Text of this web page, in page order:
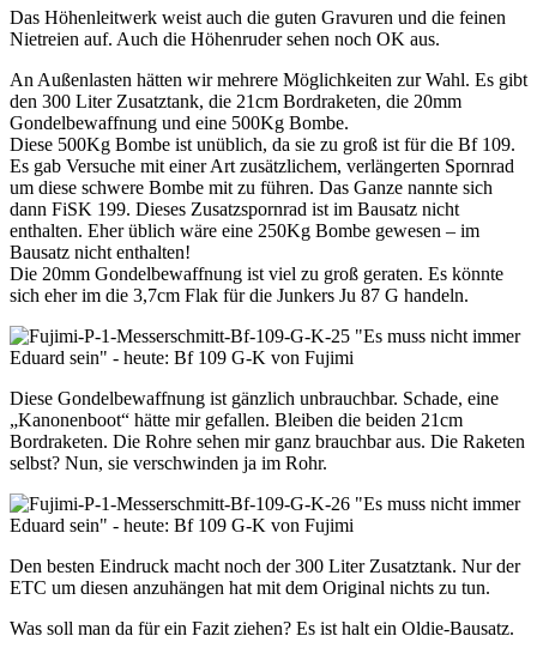
Das Höhenleitwerk weist auch die guten Gravuren und die feinen
Nietreien auf. Auch die Höhenruder sehen noch OK aus.
An Außenlasten hätten wir mehrere Möglichkeiten zur Wahl. Es gibt
den 300 Liter Zusatztank, die 21cm Bordraketen, die 20mm
Gondelbewaffnung und eine 500Kg Bombe.
Diese 500Kg Bombe ist unüblich, da sie zu groß ist für die Bf 109.
Es gab Versuche mit einer Art zusätzlichem, verlängerten Spornrad
um diese schwere Bombe mit zu führen. Das Ganze nannte sich
dann FiSK 199. Dieses Zusatzspornrad ist im Bausatz nicht
enthalten. Eher üblich wäre eine 250Kg Bombe gewesen – im
Bausatz nicht enthalten!
Die 20mm Gondelbewaffnung ist viel zu groß geraten. Es könnte
sich eher im die 3,7cm Flak für die Junkers Ju 87 G handeln.
Diese Gondelbewaffnung ist gänzlich unbrauchbar. Schade, eine
„Kanonenboot“ hätte mir gefallen. Bleiben die beiden 21cm
Bordraketen. Die Rohre sehen mir ganz brauchbar aus. Die Raketen
selbst? Nun, sie verschwinden ja im Rohr.
Den besten Eindruck macht noch der 300 Liter Zusatztank. Nur der
ETC um diesen anzuhängen hat mit dem Original nichts zu tun.
Was soll man da für ein Fazit ziehen? Es ist halt ein Oldie-Bausatz.